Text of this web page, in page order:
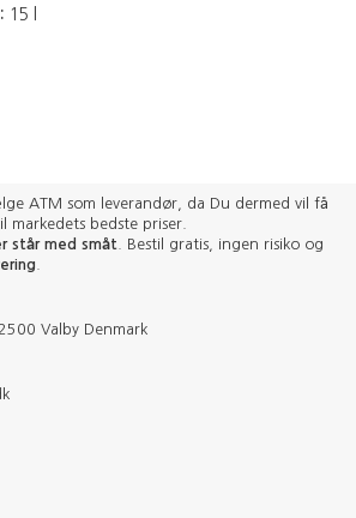
15 l
ATM som leverandør, da Du dermed vil få
markedets bedste priser.
står med småt . Bestil gratis, ingen risiko og
Valby Denmark